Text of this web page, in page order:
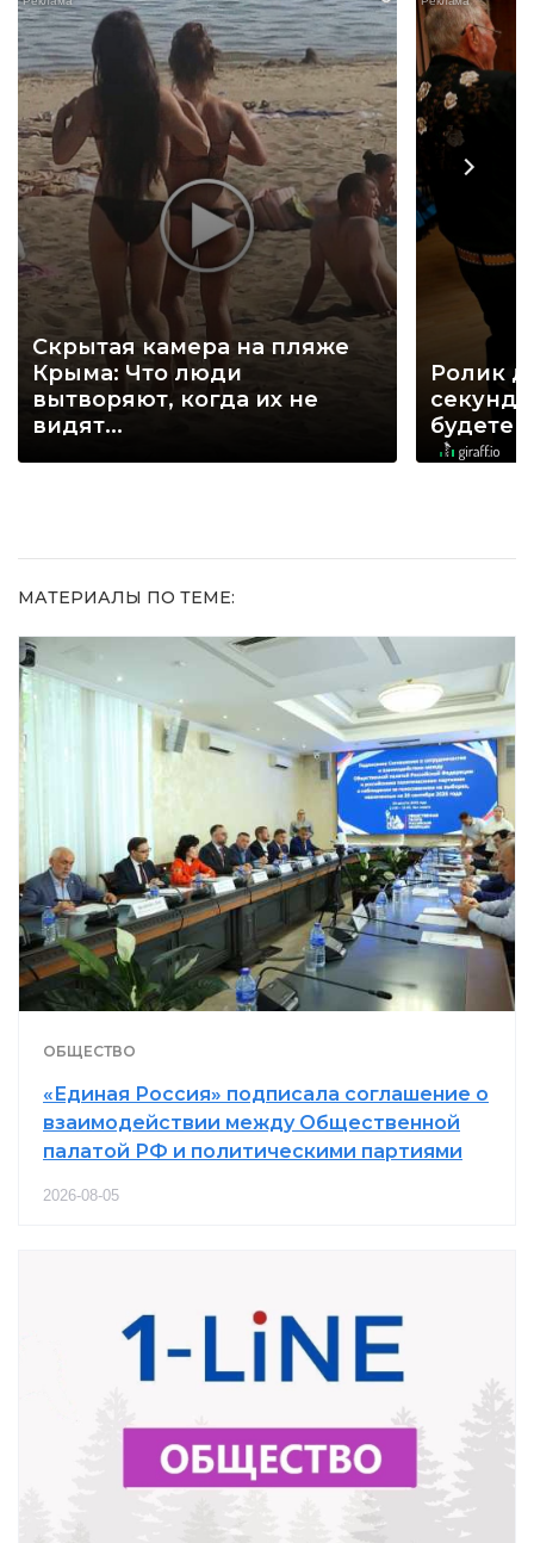
Скрытая камера на пляже
Крыма: Что люди
вытворяют, когда их не
видят...
Ролик
секунд,
будете
МАТЕРИАЛЫ ПО ТЕМЕ:
ОБЩЕСТВО
«Единая Россия» подписала соглашение о
взаимодействии между Общественной
палатой РФ и политическими партиями
2026-08-05